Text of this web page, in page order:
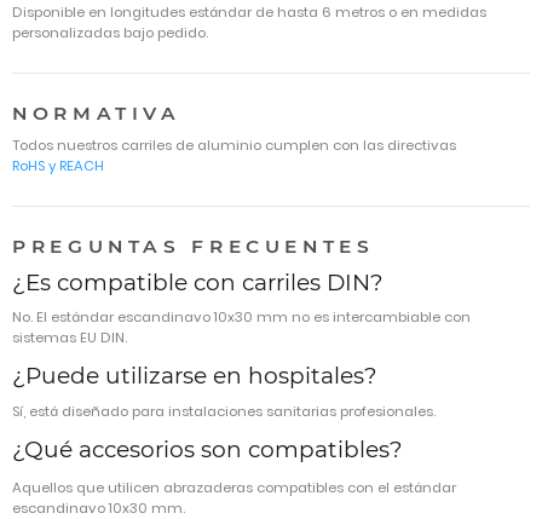
Disponible en longitudes estándar de hasta 6 metros o en medidas
personalizadas bajo pedido.
NORMATIVA
Todos nuestros carriles de aluminio cumplen con las directivas
RoHSyREACH
PREGUNTAS FRECUENTES
¿Es compatible con carriles DIN?
No. El estándar escandinavo 10x30 mm no es intercambiable con
sistemas EU DIN.
¿Puede utilizarse en hospitales?
Sí, está diseñado para instalaciones sanitarias profesionales.
¿Qué accesorios son compatibles?
Aquellos que utilicen abrazaderas compatibles con el estándar
escandinavo 10x30 mm.